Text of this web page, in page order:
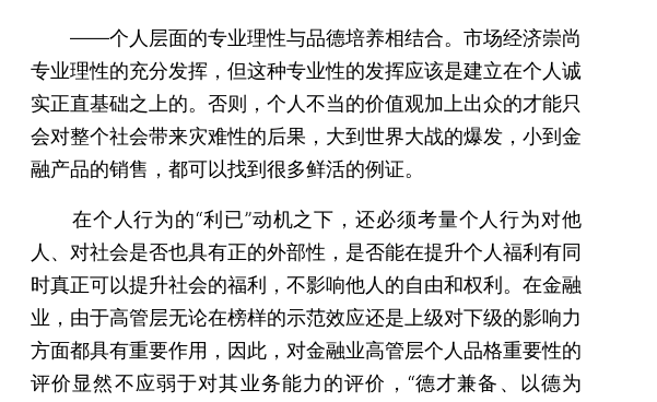
——个人层面的专业理性与品德培养相结合。市场经济崇尚
专业理性的充分发挥，但这种专业性的发挥应该是建立在个人诚
实正直基础之上的。否则，个人不当的价值观加上出众的才能只
会对整个社会带来灾难性的后果，大到世界大战的爆发，小到金
融产品的销售，都可以找到很多鲜活的例证。
在个人行为的“利已”动机之下，还必须考量个人行为对他
人、对社会是否也具有正的外部性，是否能在提升个人福利有同
时真正可以提升社会的福利，不影响他人的自由和权利。在金融
业，由于高管层无论在榜样的示范效应还是上级对下级的影响力
方面都具有重要作用，因此，对金融业高管层个人品格重要性的
评价显然不应弱于对其业务能力的评价，“德才兼备、以德为